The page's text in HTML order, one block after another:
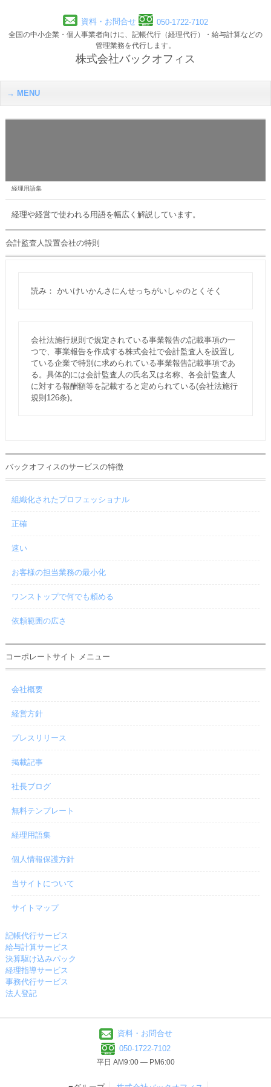
資料・お問合せ 050-1722-7102
全国の中小企業・個人事業者向けに、記帳代行（経理代行）・給与計算などの
管理業務を代行します。
株式会社バックオフィス
MENU
経理用語集
経理や経営で使われる用語を幅広く解説しています。
会計監査人設置会社の特則
読み： かいけいかんさにんせっちがいしゃのとくそく
会社法施行規則で規定されている事業報告の記載事項の一
つで、事業報告を作成する株式会社で会計監査人を設置し
ている企業で特別に求められている事業報告記載事項であ
る。具体的には会計監査人の氏名又は名称、各会計監査人
に対する報酬額等を記載すると定められている(会社法施行
規則126条)。
バックオフィスのサービスの特徴
組織化されたプロフェッショナル
正確
速い
お客様の担当業務の最小化
ワンストップで何でも頼める
依頼範囲の広さ
コーポレートサイト メニュー
会社概要
経営方針
プレスリリース
掲載記事
社長ブログ
無料テンプレート
経理用語集
個人情報保護方針
当サイトについて
サイトマップ
記帳代行サービス
給与計算サービス
決算駆け込みパック
経理指導サービス
事務代行サービス
法人登記
資料・お問合せ
050-1722-7102
平日 AM9:00 ― PM6:00